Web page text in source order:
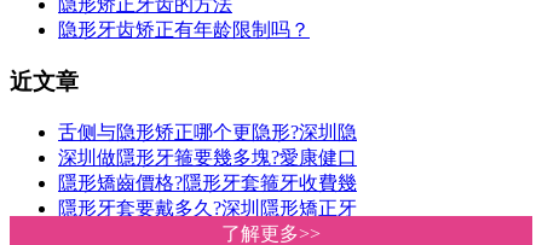
了解更多>>
了解更多>>
隐形矫正牙齿的方法
隐形牙齿矫正有年龄限制吗？
近文章
舌侧与隐形矫正哪个更隐形?深圳隐
深圳做隱形牙箍要幾多塊?愛康健口
隱形矯齒價格?隱形牙套箍牙收費幾
隱形牙套要戴多久?深圳隱形矯正牙
透明cool牙幾錢?深圳愛康健牙科隱形